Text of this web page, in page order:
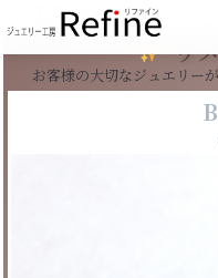
【実例110】ピア
リ
お客様の大切なジュエリー